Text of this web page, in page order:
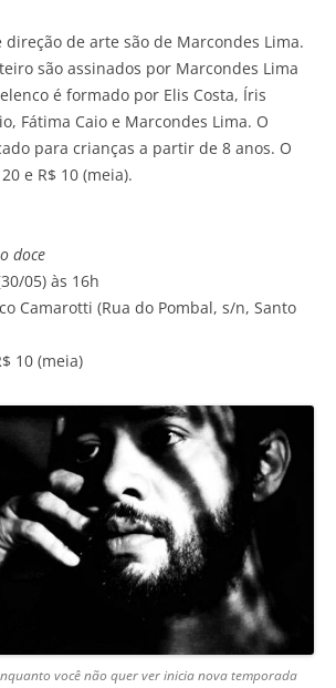
direção de arte são de Marcondes Lima.
são assinados por Marcondes Lima
é formado por Elis Costa, Íris
Fátima Caio e Marcondes Lima. O
para crianças a partir de 8 anos. O
e R$ 10 (meia).
doce
05) às 16h
Camarotti (Rua do Pombal, s/n, Santo
10 (meia)
você não quer ver inicia nova temporada